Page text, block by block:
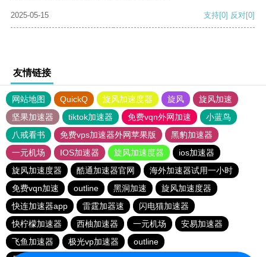
2025-05-15 支持[0] 反对[0]
友情链接
网站地图 QuickQ 旋风加速度器 旋风
旋风加速
坚果加速器
tiktok加速器 免费vqn外网加速
小蓝鸟
八戒看书
免费vps加速器外网苹果版
黑豹加速器
一元机场
IOS加速器 旋风加速度器
ios加速器
旋风加速度器
酷通加速器官网
海外加速器试用一小时
免费vqn加速
outline 黑洞加速
旋风加速度器
快连加速器app
雷霆加器速
闪电猫加速器
快柠檬加速器
西柚加速器 一元机场
安易加速器
飞鱼加速器
极光vp加速器
outline